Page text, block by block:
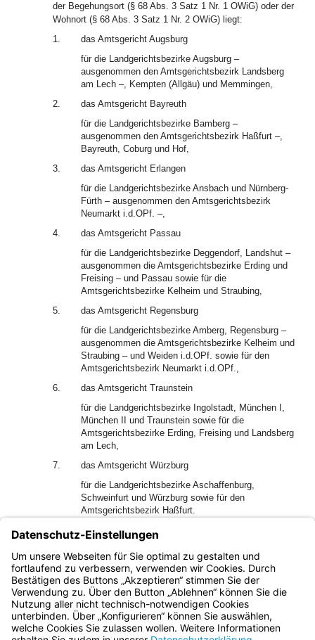
der Begehungsort (§ 68 Abs. 3 Satz 1 Nr. 1 OWiG) oder der
Wohnort (§ 68 Abs. 3 Satz 1 Nr. 2 OWiG) liegt:
1.
das Amtsgericht Augsburg
für die Landgerichtsbezirke Augsburg –
ausgenommen den Amtsgerichtsbezirk Landsberg
am Lech –, Kempten (Allgäu) und Memmingen,
2.
das Amtsgericht Bayreuth
für die Landgerichtsbezirke Bamberg –
ausgenommen den Amtsgerichtsbezirk Haßfurt –,
Bayreuth, Coburg und Hof,
3.
das Amtsgericht Erlangen
für die Landgerichtsbezirke Ansbach und Nürnberg-
Fürth – ausgenommen den Amtsgerichtsbezirk
Neumarkt i.d.OPf. –,
4.
das Amtsgericht Passau
für die Landgerichtsbezirke Deggendorf, Landshut –
ausgenommen die Amtsgerichtsbezirke Erding und
Freising – und Passau sowie für die
Amtsgerichtsbezirke Kelheim und Straubing,
5.
das Amtsgericht Regensburg
für die Landgerichtsbezirke Amberg, Regensburg –
ausgenommen die Amtsgerichtsbezirke Kelheim und
Straubing – und Weiden i.d.OPf. sowie für den
Amtsgerichtsbezirk Neumarkt i.d.OPf.,
6.
das Amtsgericht Traunstein
für die Landgerichtsbezirke Ingolstadt, München I,
München II und Traunstein sowie für die
Amtsgerichtsbezirke Erding, Freising und Landsberg
am Lech,
7.
das Amtsgericht Würzburg
für die Landgerichtsbezirke Aschaffenburg,
Schweinfurt und Würzburg sowie für den
Amtsgerichtsbezirk Haßfurt.
2Abs. 1 Satz 2 und Abs. 2 Nr. 1 gelten entsprechend.
(4) Für Bußgeldverfahren wegen Steuerordnungswidrigkeiten
gilt § 56 entsprechend.
Bayern.de
BayernPortal